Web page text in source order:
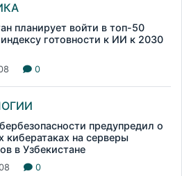
планирует войти в топ-50
готовности к ИИ к 2030
0
предупредил о
кибератаках на серверы
в Узбекистане
0